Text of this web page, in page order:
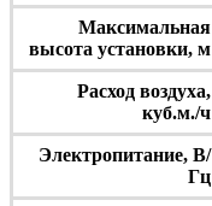
Максимальная
высота установки, м
Расход воздуха,
куб.м./ч
Электропитание, В/
Гц